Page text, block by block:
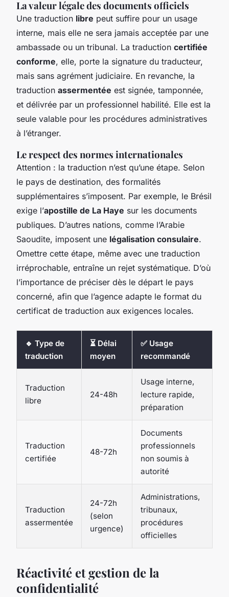
La valeur légale des documents officiels
Une traduction libre peut suffire pour un usage
interne, mais elle ne sera jamais acceptée par une
ambassade ou un tribunal. La traduction certifiée
conforme, elle, porte la signature du traducteur,
mais sans agrément judiciaire. En revanche, la
traduction assermentée est signée, tamponnée,
et délivrée par un professionnel habilité. Elle est la
seule valable pour les procédures administratives
à l’étranger.
Le respect des normes internationales
Attention : la traduction n’est qu’une étape. Selon
le pays de destination, des formalités
supplémentaires s’imposent. Par exemple, le Brésil
exige l’apostille de La Haye sur les documents
publiques. D’autres nations, comme l’Arabie
Saoudite, imposent une légalisation consulaire.
Omettre cette étape, même avec une traduction
irréprochable, entraîne un rejet systématique. D’où
l’importance de préciser dès le départ le pays
concerné, afin que l’agence adapte le format du
certificat de traduction aux exigences locales.
🔹 Type de
traduction
⏳ Délai
moyen
✅ Usage
recommandé
Traduction
libre
24-48h
Usage interne,
lecture rapide,
préparation
Traduction
certifiée
48-72h
Documents
professionnels
non soumis à
autorité
Traduction
assermentée
24-72h
(selon
urgence)
Administrations,
tribunaux,
procédures
officielles
Réactivité et gestion de la
confidentialité